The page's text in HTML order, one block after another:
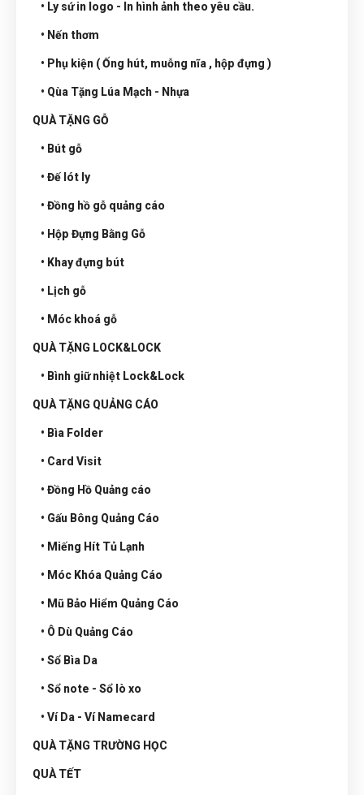
• Ly sứ in logo - In hình ảnh theo yêu cầu.
• Nến thơm
• Phụ kiện ( Ống hút, muỗng nĩa , hộp đựng )
• Qùa Tặng Lúa Mạch - Nhựa
QUÀ TẶNG GỖ
• Bút gỗ
• Đế lót ly
• Đồng hồ gỗ quảng cáo
• Hộp Đựng Bằng Gỗ
• Khay đựng bút
• Lịch gỗ
• Móc khoá gỗ
QUÀ TẶNG LOCK&LOCK
• Bình giữ nhiệt Lock&Lock
QUÀ TẶNG QUẢNG CÁO
• Bìa Folder
• Card Visit
• Đồng Hồ Quảng cáo
• Gấu Bông Quảng Cáo
• Miếng Hít Tủ Lạnh
• Móc Khóa Quảng Cáo
• Mũ Bảo Hiểm Quảng Cáo
• Ô Dù Quảng Cáo
• Sổ Bìa Da
• Sổ note - Sổ lò xo
• Ví Da - Ví Namecard
QUÀ TẶNG TRƯỜNG HỌC
QUÀ TẾT